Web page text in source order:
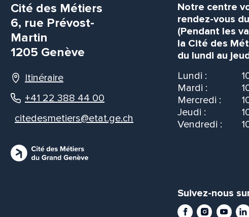
Cité des Métiers
6, rue Prévost-
Martin
1205 Genève
Itinéraire
+41 22 388 44 00
citedesmetiers@etat.ge.ch
Notre centre
rendez-vous
(Pendant les
la Cité des
du lundi au
Lundi :
Mardi :
Mercredi :
Jeudi :
Vendredi :
Suivez-nous
Facebook
Instagram